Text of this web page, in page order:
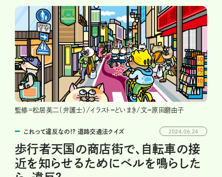
監修=松居英二（弁護士）/イラスト＝どいまき/文＝原田磨由子
これって違反なの!? 道路交通法クイズ 2024.06.24
歩行者天国の商店街で、自転車の接
近を知らせるためにベルを鳴らした